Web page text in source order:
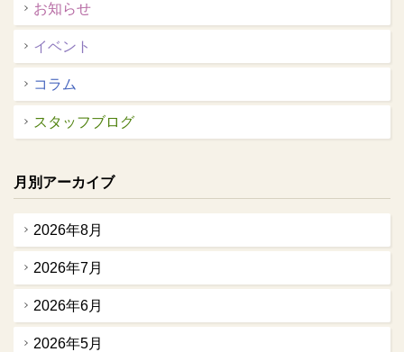
お知らせ
イベント
コラム
スタッフブログ
月別アーカイブ
2026年8月
2026年7月
2026年6月
2026年5月